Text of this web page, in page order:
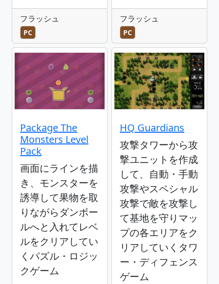
フラッシュ
PC
フラッシュ
PC
Package The
Monsters Level
Pack
画面にラインを描
き、モンスターを
誘導して果物を取
りながらダンボー
ルへと入れてレベ
ルをクリアしてい
くパズル・ロジッ
クゲーム
HQ Guardians
攻撃タワーから攻
撃ユニットを作成
して、自動・手動
攻撃やスペシャル
攻撃で敵を攻撃し
て基地を守りマッ
プの各エリアをク
リアしていくタワ
ー・ディフェンス
ゲーム